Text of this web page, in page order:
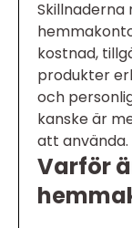
Skillnaderna
kostnad,
produkter
och
kanske är
att använda.
Varför